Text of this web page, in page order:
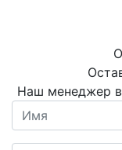
Наш менеджер